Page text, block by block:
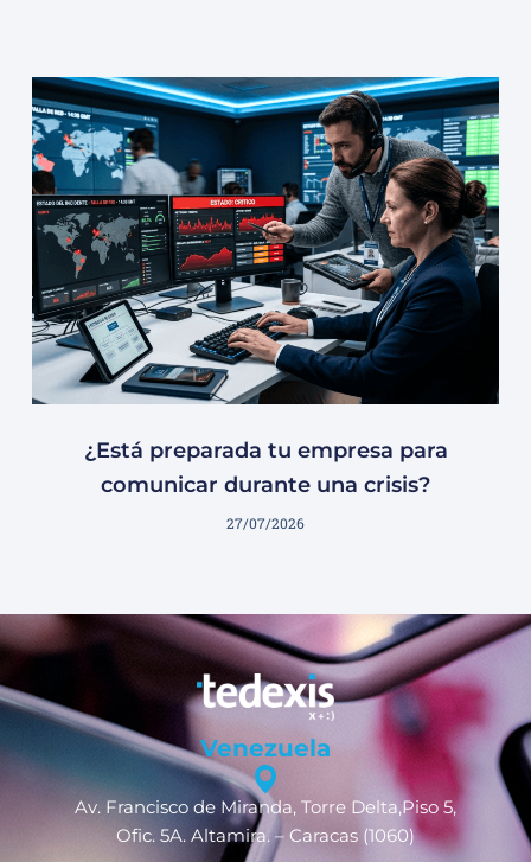
¿Está preparada tu empresa para
comunicar durante una crisis?
27/07/2026
Venezuela
Av. Francisco de Miranda, Torre Delta,Piso 5,
Ofic. 5A. Altamira. – Caracas (1060)